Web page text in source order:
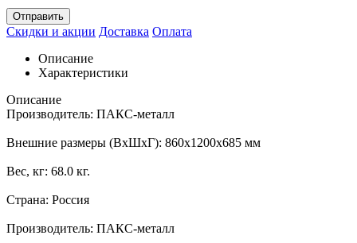
Отправить
Скидки и акции Доставка Оплата
Описание
Характеристики
Описание
Производитель: ПАКС-металл
Внешние размеры (ВхШхГ): 860х1200х685 мм
Вес, кг: 68.0 кг.
Страна: Россия
Производитель: ПАКС-металл